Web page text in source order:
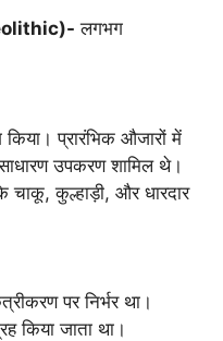
लगभग
प्रारंभिक औजारों में
उपकरण शामिल थे।
कुल्हाड़ी, और धारदार
पर निर्भर था।
किया जाता था।